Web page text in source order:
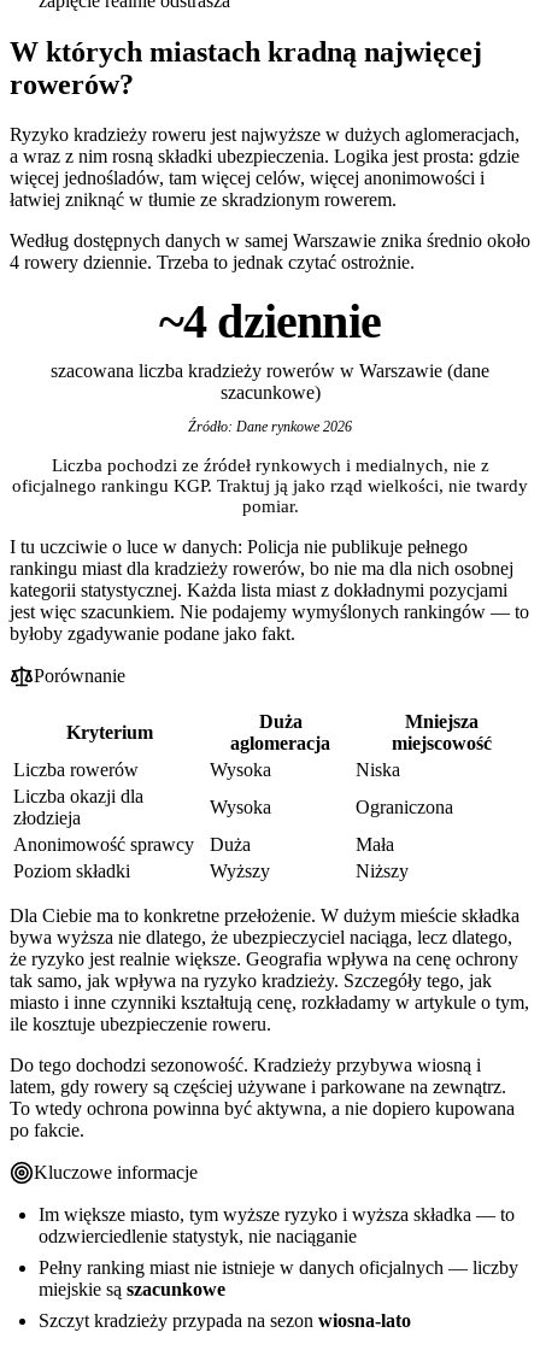
W których miastach kradną najwięcej
rowerów?
Ryzyko kradzieży roweru jest najwyższe w dużych aglomeracjach,
a wraz z nim rosną składki ubezpieczenia. Logika jest prosta: gdzie
więcej jednośladów, tam więcej celów, więcej anonimowości i
łatwiej zniknąć w tłumie ze skradzionym rowerem.
Według dostępnych danych w samej Warszawie znika średnio około
4 rowery dziennie. Trzeba to jednak czytać ostrożnie.
~4 dziennie
szacowana liczba kradzieży rowerów w Warszawie (dane
szacunkowe)
Źródło: Dane rynkowe 2026
Liczba pochodzi ze źródeł rynkowych i medialnych, nie z
oficjalnego rankingu KGP. Traktuj ją jako rząd wielkości, nie twardy
pomiar.
I tu uczciwie o luce w danych: Policja nie publikuje pełnego
rankingu miast dla kradzieży rowerów, bo nie ma dla nich osobnej
kategorii statystycznej. Każda lista miast z dokładnymi pozycjami
jest więc szacunkiem. Nie podajemy wymyślonych rankingów — to
byłoby zgadywanie podane jako fakt.
Porównanie
Kryterium
Duża
aglomeracja
Mniejsza
miejscowość
Liczba rowerów
Wysoka
Niska
Liczba okazji dla
złodzieja
Wysoka
Ograniczona
Anonimowość sprawcy
Duża
Mała
Poziom składki
Wyższy Niższy
Dla Ciebie ma to konkretne przełożenie. W dużym mieście składka
bywa wyższa nie dlatego, że ubezpieczyciel naciąga, lecz dlatego,
że ryzyko jest realnie większe. Geografia wpływa na cenę ochrony
tak samo, jak wpływa na ryzyko kradzieży. Szczegóły tego, jak
miasto i inne czynniki kształtują cenę, rozkładamy w artykule o tym,
ile kosztuje ubezpieczenie roweru.
Do tego dochodzi sezonowość. Kradzieży przybywa wiosną i
latem, gdy rowery są częściej używane i parkowane na zewnątrz.
To wtedy ochrona powinna być aktywna, a nie dopiero kupowana
po fakcie.
Kluczowe informacje
Im większe miasto, tym wyższe ryzyko i wyższa składka — to
odzwierciedlenie statystyk, nie naciąganie
Pełny ranking miast nie istnieje w danych oficjalnych — liczby
miejskie są szacunkowe
Szczyt kradzieży przypada na sezon wiosna-lato